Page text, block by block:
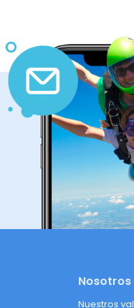
Nosotros
Nuestros